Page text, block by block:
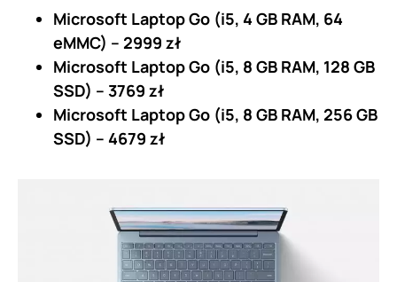
Microsoft Laptop Go (i5, 4 GB RAM, 64
eMMC) – 2999 zł
Microsoft Laptop Go (i5, 8 GB RAM, 128 GB
SSD) – 3769 zł
Microsoft Laptop Go (i5, 8 GB RAM, 256 GB
SSD) – 4679 zł